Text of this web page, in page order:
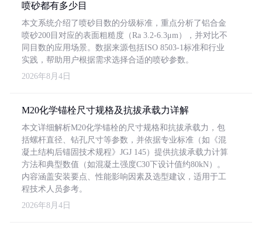
喷砂都有多少目
本文系统介绍了喷砂目数的分级标准，重点分析了铝合金
喷砂200目对应的表面粗糙度（Ra 3.2-6.3μm），并对比不
同目数的应用场景。数据来源包括ISO 8503-1标准和行业
实践，帮助用户根据需求选择合适的喷砂参数。
2026年8月4日
M20化学锚栓尺寸规格及抗拔承载力详解
本文详细解析M20化学锚栓的尺寸规格和抗拔承载力，包
括螺杆直径、钻孔尺寸等参数，并依据专业标准（如《混
凝土结构后锚固技术规程》JGJ 145）提供抗拔承载力计算
方法和典型数值（如混凝土强度C30下设计值约80kN）。
内容涵盖安装要点、性能影响因素及选型建议，适用于工
程技术人员参考。
2026年8月4日